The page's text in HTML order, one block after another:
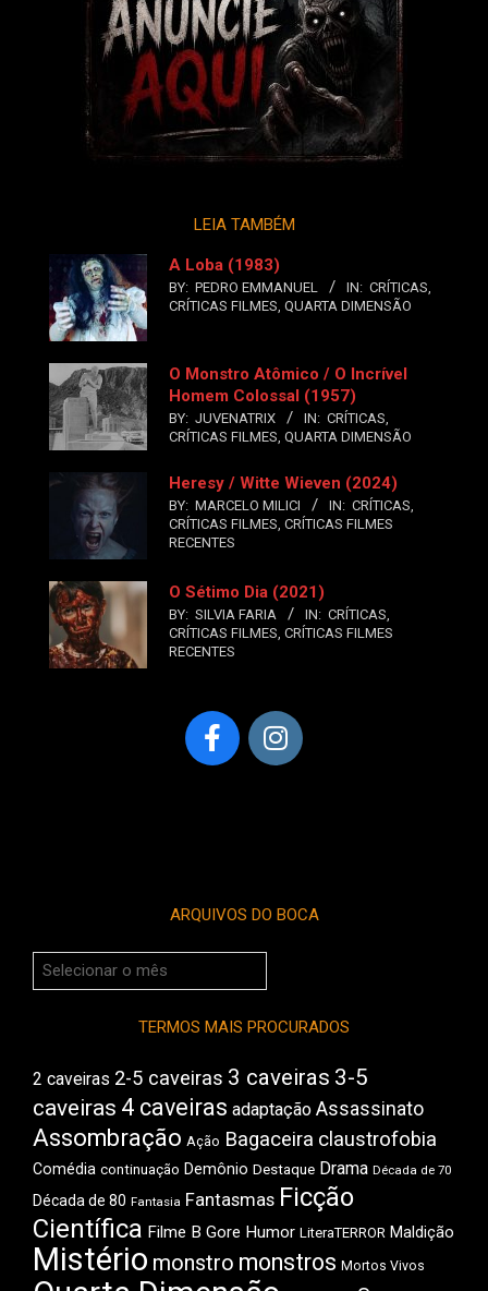
LEIA TAMBÉM
A Loba (1983)
BY: PEDRO EMMANUEL IN: CRÍTICAS,
CRÍTICAS FILMES, QUARTA DIMENSÃO
O Monstro Atômico / O Incrível
Homem Colossal (1957)
BY: JUVENATRIX IN: CRÍTICAS,
CRÍTICAS FILMES, QUARTA DIMENSÃO
Heresy / Witte Wieven (2024)
BY: MARCELO MILICI IN: CRÍTICAS,
CRÍTICAS FILMES, CRÍTICAS FILMES
RECENTES
O Sétimo Dia (2021)
BY: SILVIA FARIA IN: CRÍTICAS,
CRÍTICAS FILMES, CRÍTICAS FILMES
RECENTES
ARQUIVOS DO BOCA
Arquivos
do
TERMOS MAIS PROCURADOS
2 caveiras 2-5 caveiras 3 caveiras 3-5
caveiras 4 caveiras adaptação Assassinato
Assombração Ação Bagaceira claustrofobia
Comédia continuação Demônio Destaque Drama Década de 70
Década de 80 Fantasia Fantasmas Ficção
Científica Filme B Gore Humor LiteraTERROR Maldição
Mistério monstro monstros Mortos Vivos